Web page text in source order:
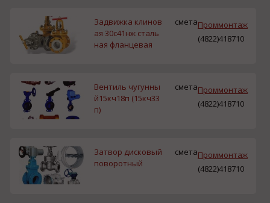
Задвижка клинов
ая 30с41нж сталь
ная фланцевая
сметаПроммонтаж
(4822)418710
Вентиль чугунны
й15кч18п (15кч33
п)
сметаПроммонтаж
(4822)418710
Затвор дисковый
поворотный
сметаПроммонтаж
(4822)418710